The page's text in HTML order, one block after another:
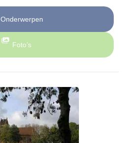
Onderwerpen
Foto’s